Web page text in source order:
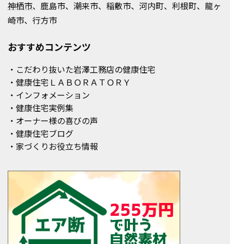
神栖市、鹿島市、潮来市、稲敷市、河内町、利根町、龍ヶ
崎市、行方市
おすすめコンテンツ
・こだわり抜いた岩澤工務店の健康住宅
・健康住宅ＬＡＢＯＲＡＴＯＲＹ
・インフォメーション
・健康住宅実例集
・オーナー様の喜びの声
・健康住宅ブログ
・家づくりお役立ち情報